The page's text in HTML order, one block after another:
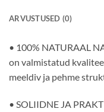
ARVUSTUSED (0)
• 100% NATURAAL
on valmistatud
meeldiv ja pehme
• SOLIIDNE JA